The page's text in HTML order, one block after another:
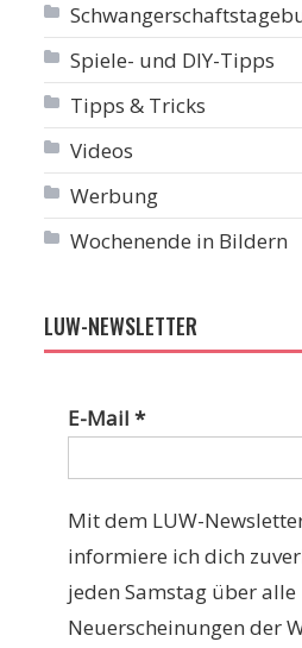
Spiele- und DIY-Tipps
Tipps & Tricks
Videos
Werbung
Wochenende in Bildern
LUW-NEWSLETTER
E-Mail*
Mit dem LUW-
informiere ich dich
jeden Samstag über alle
Neuerscheinungen der